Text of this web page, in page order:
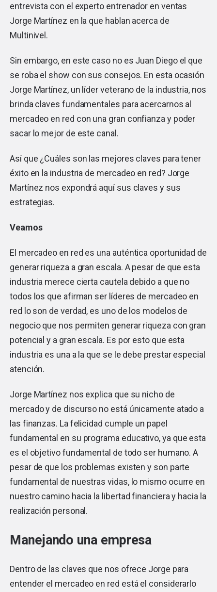
entrevista con el experto entrenador en ventas
Jorge Martínez en la que hablan acerca de
Multinivel.
Sin embargo, en este caso no es Juan Diego el que
se roba el show con sus consejos. En esta ocasión
Jorge Martínez, un líder veterano de la industria, nos
brinda claves fundamentales para acercarnos al
mercadeo en red con una gran confianza y poder
sacar lo mejor de este canal.
Así que ¿Cuáles son las mejores claves para tener
éxito en la industria de mercadeo en red? Jorge
Martínez nos expondrá aquí sus claves y sus
estrategias.
Veamos
El mercadeo en red es una auténtica oportunidad de
generar riqueza a gran escala. A pesar de que esta
industria merece cierta cautela debido a que no
todos los que afirman ser líderes de mercadeo en
red lo son de verdad, es uno de los modelos de
negocio que nos permiten generar riqueza con gran
potencial y a gran escala. Es por esto que esta
industria es una a la que se le debe prestar especial
atención.
Jorge Martínez nos explica que su nicho de
mercado y de discurso no está únicamente atado a
las finanzas. La felicidad cumple un papel
fundamental en su programa educativo, ya que esta
es el objetivo fundamental de todo ser humano. A
pesar de que los problemas existen y son parte
fundamental de nuestras vidas, lo mismo ocurre en
nuestro camino hacia la libertad financiera y hacia la
realización personal.
Manejando una empresa
Dentro de las claves que nos ofrece Jorge para
entender el mercadeo en red está el considerarlo